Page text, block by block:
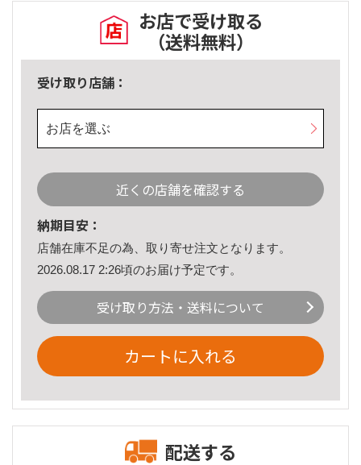
お店で受け取る
（送料無料）
受け取り店舗：
お店を選ぶ
近くの店舗を確認する
納期目安：
店舗在庫不足の為、取り寄せ注文となります。
2026.08.17 2:26頃のお届け予定です。
受け取り方法・送料について
カートに入れる
配送する